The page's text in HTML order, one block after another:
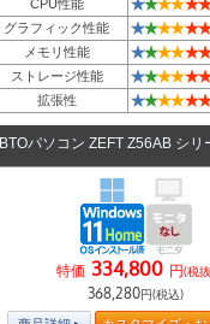
CPU性能
グラフィック性能 ★★★★★★
メモリ性能 ★★★★★★
ストレージ性能 ★★★★★★
拡張性 ★★★★★★
BTOパソコン ZEFT Z56AB シリ
特価 334,800 円(税
368,280円(税込)